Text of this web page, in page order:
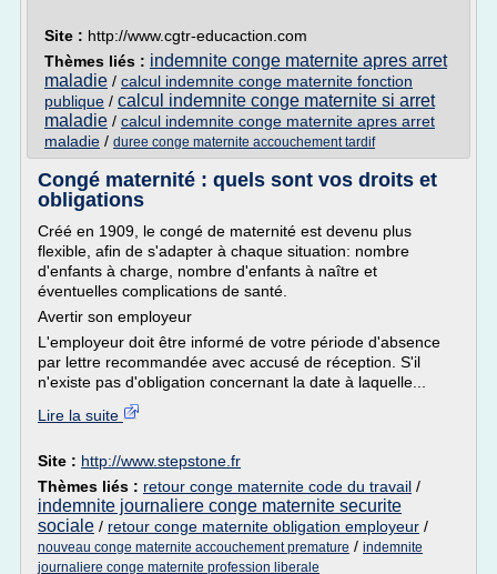
Site : http://www.cgtr-educaction.com
Thèmes liés : indemnite conge maternite apres arret
maladie / calcul indemnite conge maternite fonction
publique / calcul indemnite conge maternite si arret
maladie / calcul indemnite conge maternite apres arret
maladie / duree conge maternite accouchement tardif
Congé maternité : quels sont vos droits et
obligations
Créé en 1909, le congé de maternité est devenu plus
flexible, afin de s'adapter à chaque situation: nombre
d'enfants à charge, nombre d'enfants à naître et
éventuelles complications de santé.
Avertir son employeur
L'employeur doit être informé de votre période d'absence
par lettre recommandée avec accusé de réception. S'il
n'existe pas d'obligation concernant la date à laquelle...
Lire la suite
Site : http://www.stepstone.fr
Thèmes liés : retour conge maternite code du travail /
indemnite journaliere conge maternite securite
sociale / retour conge maternite obligation employeur /
nouveau conge maternite accouchement premature / indemnite
journaliere conge maternite profession liberale